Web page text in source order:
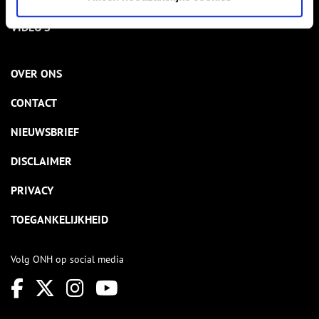
VIDEO’S
OVER ONS
CONTACT
NIEUWSBRIEF
DISCLAIMER
PRIVACY
TOEGANKELIJKHEID
Volg ONH op social media